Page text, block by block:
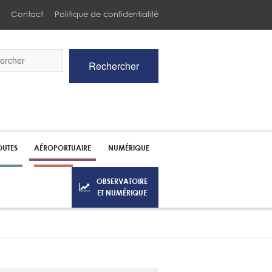
Contact Politique de confidentialité
Rechercher
AÉROPORTUAIRE NUMÉRIQUE
OBSERVATOIRE
ET NUMÉRIQUE